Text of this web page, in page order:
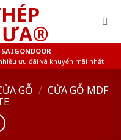
ưu đãi và khuyến mãi nhất
GỖ / CỬA GỖ MDF